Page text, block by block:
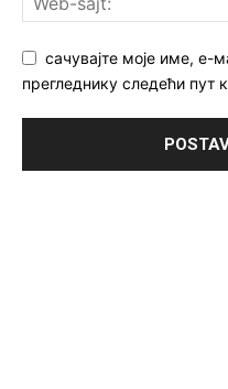
сачувајте моје име, е-
прегледнику следећи пут